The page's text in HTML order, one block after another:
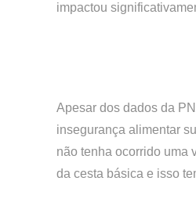
impactou
Apesar dos dados da
insegurança alimentar
não tenha ocorrido uma
da cesta básica e isso